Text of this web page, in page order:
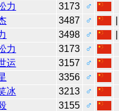
力 3173
♂
3487 ♂
3498 ♂
力 3173
♂
运 3157
♂
3356
♂
冰 3213
♂
3155
♂